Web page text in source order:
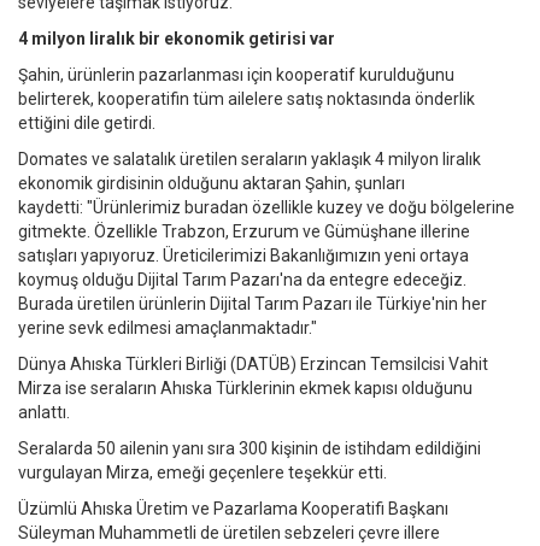
4 milyon liralık bir ekonomik getirisi var
Şahin, ürünlerin pazarlanması için kooperatif kurulduğunu
belirterek, kooperatifin tüm ailelere satış noktasında önderlik
ettiğini dile getirdi.
Domates ve salatalık üretilen seraların yaklaşık 4 milyon liralık
ekonomik girdisinin olduğunu aktaran Şahin, şunları
kaydetti: "Ürünlerimiz buradan özellikle kuzey ve doğu bölgelerine
gitmekte. Özellikle Trabzon, Erzurum ve Gümüşhane illerine
satışları yapıyoruz. Üreticilerimizi Bakanlığımızın yeni ortaya
koymuş olduğu Dijital Tarım Pazarı'na da entegre edeceğiz.
Burada üretilen ürünlerin Dijital Tarım Pazarı ile Türkiye'nin her
yerine sevk edilmesi amaçlanmaktadır."
Dünya Ahıska Türkleri Birliği (DATÜB) Erzincan Temsilcisi Vahit
Mirza ise seraların Ahıska Türklerinin ekmek kapısı olduğunu
anlattı.
Seralarda 50 ailenin yanı sıra 300 kişinin de istihdam edildiğini
vurgulayan Mirza, emeği geçenlere teşekkür etti.
Üzümlü Ahıska Üretim ve Pazarlama Kooperatifi Başkanı
Süleyman Muhammetli de üretilen sebzeleri çevre illere